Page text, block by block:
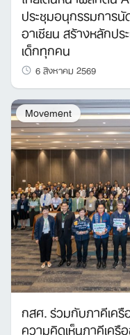
Search
for:
ประชุมอนุกรรมการ
อาเซียน สร้างหลักป
เด็กทุกคน
6 สิงหาคม 2569
Movement
กสศ. ร่วมกับภาคีเค
ความคิดเห็นภาคีเครื